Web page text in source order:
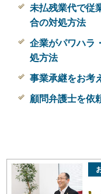
未払残業代で従
合の対処方法
企業がパワハラ
処方法
事業承継をお考
顧問弁護士を依